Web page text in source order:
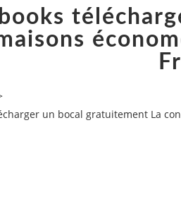
un bocal gratuitement La